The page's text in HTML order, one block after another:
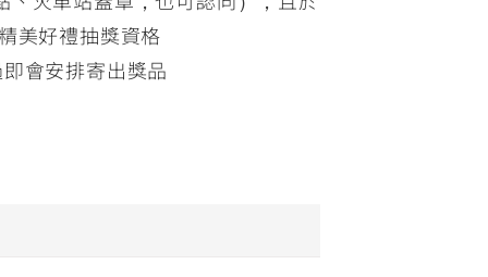
美好禮抽獎資格
會安排寄出獎品